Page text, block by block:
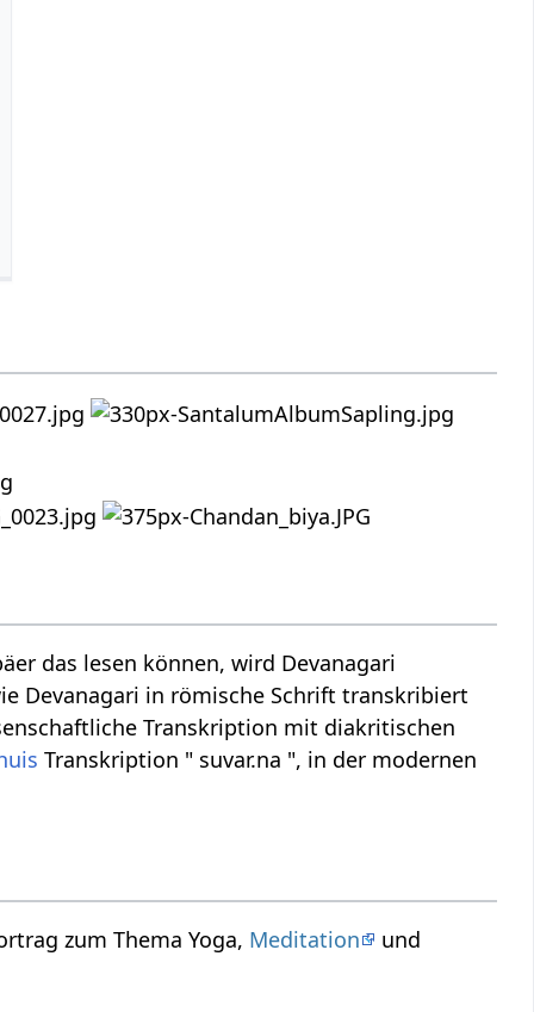
das lesen können, wird Devanagari
Devanagari in römische Schrift transkribiert
Transkription mit diakritischen
Transkription " suvar.na ", in der modernen
zum Thema Yoga, Meditation
und